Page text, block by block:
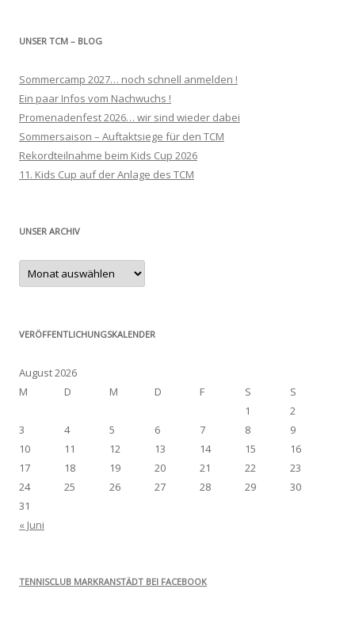
UNSER TCM – BLOG
Sommercamp 2027… noch schnell anmelden !
Ein paar Infos vom Nachwuchs !
Promenadenfest 2026… wir sind wieder dabei
Sommersaison – Auftaktsiege für den TCM
Rekordteilnahme beim Kids Cup 2026
11. Kids Cup auf der Anlage des TCM
UNSER ARCHIV
Unser
Archiv
VERÖFFENTLICHUNGSKALENDER
August 2026
M
D M D F S
S
1
2
3
4 5 6 7 8
9
10
11 12 13 14 15
16
17
18 19 20 21 22
23
24
25 26 27 28 29
30
31
« Juni
TENNISCLUB MARKRANSTÄDT BEI FACEBOOK